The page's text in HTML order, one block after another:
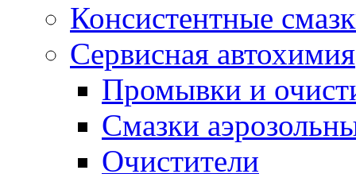
Консистентные
Сервисная автохимия
Промывки и
Смазки
Очистители